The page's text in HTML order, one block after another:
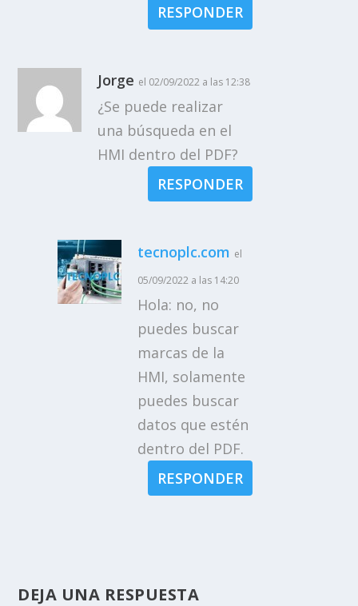
RESPONDER
Jorge el 02/09/2022 a las 12:38
¿Se puede realizar
una búsqueda en el
HMI dentro del PDF?
RESPONDER
tecnoplc.com el
05/09/2022 a las 14:20
Hola: no, no
puedes buscar
marcas de la
HMI, solamente
puedes buscar
datos que estén
dentro del PDF.
RESPONDER
DEJA UNA RESPUESTA